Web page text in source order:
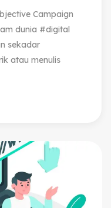
Campaign
dunia #digital
sekadar
atau menulis